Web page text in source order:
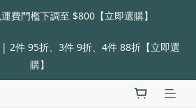
費門檻下調至 $800【立即選購】
2件 95折、3件 9折、4件 88折【立即選
購】